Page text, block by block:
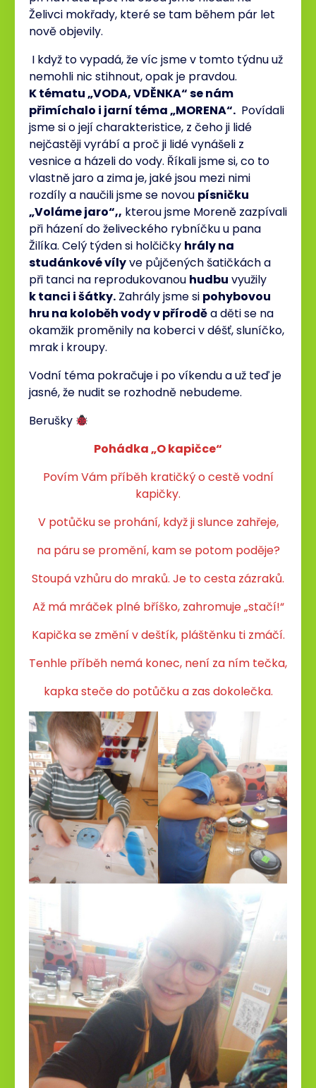
Želivci mokřady, které se tam během pár let
nově objevily.
I když to vypadá, že víc jsme v tomto týdnu už
nemohli nic stihnout, opak je pravdou.
K tématu „VODA, VDĚNKA“ se nám
přimíchalo i jarní téma „MORENA“. Povídali
jsme si o její charakteristice, z čeho ji lidé
nejčastěji vyrábí a proč ji lidé vynášeli z
vesnice a házeli do vody. Říkali jsme si, co to
vlastně jaro a zima je, jaké jsou mezi nimi
rozdíly a naučili jsme se novou písničku
„Voláme jaro“,, kterou jsme Moreně zazpívali
při házení do želiveckého rybníčku u pana
Žilíka. Celý týden si holčičky hrály na
studánkové vílyve půjčených šatičkách a
při tanci na reprodukovanou hudbu využily
k tanci i šátky. Zahrály jsme si pohybovou
hru na koloběh vody v příroděa děti se na
okamžik proměnily na koberci v déšť, sluníčko,
mrak i kroupy.
Vodní téma pokračuje i po víkendu a už teď je
jasné, že nudit se rozhodně nebudeme.
Berušky
Pohádka „O kapičce“
Povím Vám příběh kratičký o cestě vodní
kapičky.
V potůčku se prohání, když ji slunce zahřeje,
na páru se promění, kam se potom poděje?
Stoupá vzhůru do mraků. Je to cesta zázraků.
Až má mráček plné bříško, zahromuje „stačí!“
Kapička se změní v deštík, pláštěnku ti zmáčí.
Tenhle příběh nemá konec, není za ním tečka,
kapka steče do potůčku a zas dokolečka.